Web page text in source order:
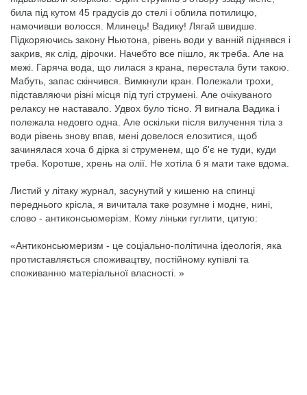
била під кутом 45 градусів до стелі і облила потилицю,
намочивши волосся. Млинець! Вадику! Лягай швидше.
Підкоряючись закону Ньютона, рівень води у ванній піднявся і
закрив, як слід, дірочки. Начебто все пішло, як треба. Але на
межі. Гаряча вода, що лилася з крана, перестала бути такою.
Мабуть, запас скінчився. Вимкнули кран. Полежали трохи,
підставляючи різні місця під тугі струмені. Але очікуваного
релаксу не наставало. Удвох було тісно. Я вигнала Вадика і
полежала недовго одна. Але оскільки після вилучення тіла з
води рівень знову впав, мені довелося елозитися, щоб
зачинялася хоча б дірка зі струменем, що б'є не туди, куди
треба. Коротше, хрень на олії. Не хотіла б я мати таке вдома.
Листий у літаку журнал, засунутий у кишеню на спинці
переднього крісла, я вичитала таке розумне і модне, нині,
слово - антиконсьюмерізм. Кому ліньки гуглити, цитую:
«Антиконсьюмеризм - це соціально-політична ідеологія, яка
протиставляється споживацтву, постійному купівлі та
споживанню матеріальної власності. »